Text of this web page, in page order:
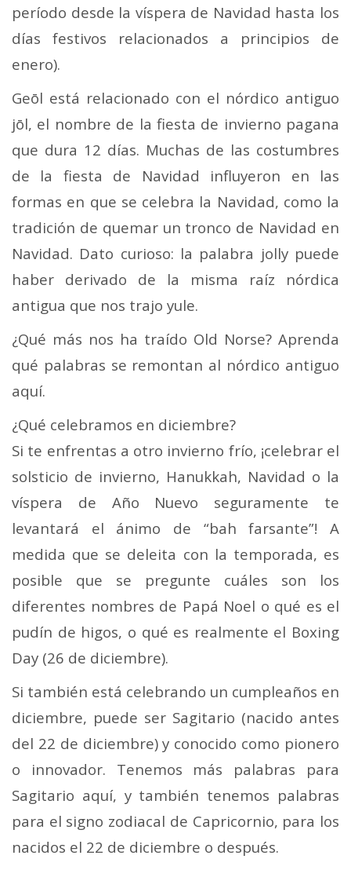
período desde la víspera de Navidad hasta los
días festivos relacionados a principios de
enero).
Geōl está relacionado con el nórdico antiguo
jōl, el nombre de la fiesta de invierno pagana
que dura 12 días. Muchas de las costumbres
de la fiesta de Navidad influyeron en las
formas en que se celebra la Navidad, como la
tradición de quemar un tronco de Navidad en
Navidad. Dato curioso: la palabra jolly puede
haber derivado de la misma raíz nórdica
antigua que nos trajo yule.
¿Qué más nos ha traído Old Norse? Aprenda
qué palabras se remontan al nórdico antiguo
aquí.
¿Qué celebramos en diciembre?
Si te enfrentas a otro invierno frío, ¡celebrar el
solsticio de invierno, Hanukkah, Navidad o la
víspera de Año Nuevo seguramente te
levantará el ánimo de “bah farsante”! A
medida que se deleita con la temporada, es
posible que se pregunte cuáles son los
diferentes nombres de Papá Noel o qué es el
pudín de higos, o qué es realmente el Boxing
Day (26 de diciembre).
Si también está celebrando un cumpleaños en
diciembre, puede ser Sagitario (nacido antes
del 22 de diciembre) y conocido como pionero
o innovador. Tenemos más palabras para
Sagitario aquí, y también tenemos palabras
para el signo zodiacal de Capricornio, para los
nacidos el 22 de diciembre o después.